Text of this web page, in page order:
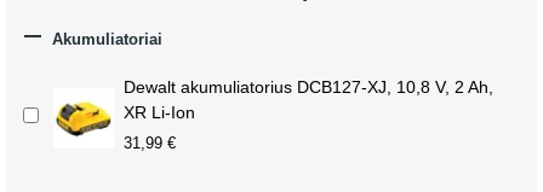
 Akumuliatoriai
Dewalt akumuliatorius DCB127-XJ, 10,8 V, 2 Ah,
XR Li-Ion
31,99 €